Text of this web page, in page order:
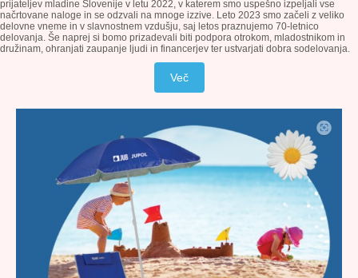
prijateljev mladine Slovenije v letu 2022, v katerem smo uspešno izpeljali vse
načrtovane naloge in se odzvali na mnoge izzive. Leto 2023 smo začeli z veliko
delovne vneme in v slavnostnem vzdušju, saj letos praznujemo 70-letnico
delovanja. Še naprej si bomo prizadevali biti podpora otrokom, mladostnikom in
družinam, ohranjati zaupanje ljudi in financerjev ter ustvarjati dobra sodelovanja.
Več